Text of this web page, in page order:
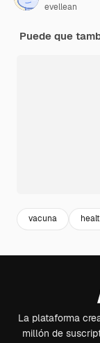
evellean
Puede que
vacuna
La plataforma
millón de